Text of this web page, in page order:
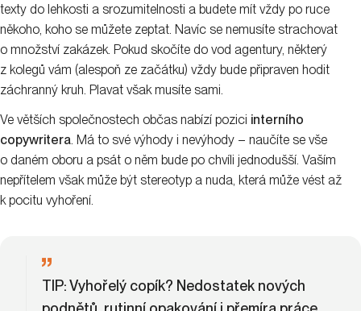
texty do lehkosti a srozumitelnosti a budete mít vždy po ruce
někoho, koho se můžete zeptat. Navíc se nemusíte strachovat
o množství zakázek. Pokud skočíte do vod agentury, některý
z kolegů vám (alespoň ze začátku) vždy bude připraven hodit
záchranný kruh. Plavat však musíte sami.
Ve větších společnostech občas nabízí pozici interního
copywritera . Má to své výhody i nevýhody – naučíte se vše
o daném oboru a psát o něm bude po chvíli jednodušší. Vaším
nepřítelem však může být stereotyp a nuda, která může vést až
k pocitu vyhoření.
TIP: Vyhořelý copík? Nedostatek nových